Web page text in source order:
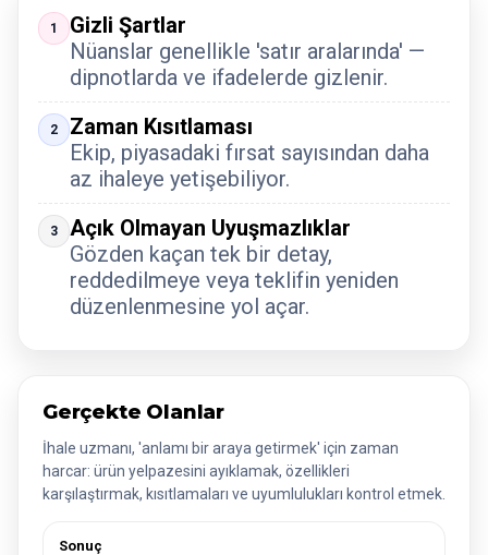
1
Gizli Şartlar
Nüanslar genellikle 'satır aralarında' —
dipnotlarda ve ifadelerde gizlenir.
2
Zaman Kısıtlaması
Ekip, piyasadaki fırsat sayısından daha
az ihaleye yetişebiliyor.
3
Açık Olmayan Uyuşmazlıklar
Gözden kaçan tek bir detay,
reddedilmeye veya teklifin yeniden
düzenlenmesine yol açar.
Gerçekte Olanlar
İhale uzmanı, 'anlamı bir araya getirmek' için zaman
harcar: ürün yelpazesini ayıklamak, özellikleri
karşılaştırmak, kısıtlamaları ve uyumlulukları kontrol etmek.
Sonuç